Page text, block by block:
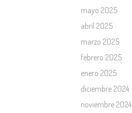
mayo 2025
abril 2025
marzo 2025
febrero 2025
enero 2025
diciembre 2024
noviembre 2024